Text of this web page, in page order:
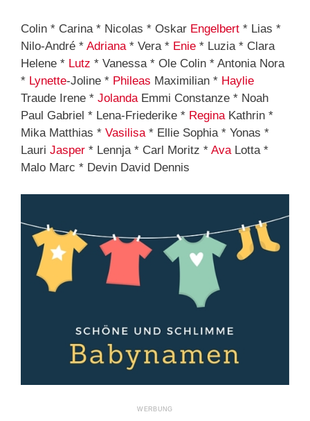
Colin * Carina * Nicolas * Oskar Engelbert * Lias *
Nilo-André * Adriana* Vera * Enie * Luzia * Clara
Helene * Lutz * Vanessa * Ole Colin * Antonia Nora
* Lynette-Joline * Phileas Maximilian * Haylie
Traude Irene * JolandaEmmi Constanze * Noah
Paul Gabriel * Lena-Friederike * ReginaKathrin *
Mika Matthias * Vasilisa* Ellie Sophia * Yonas *
Lauri Jasper * Lennja * Carl Moritz * AvaLotta *
Malo Marc * Devin David Dennis